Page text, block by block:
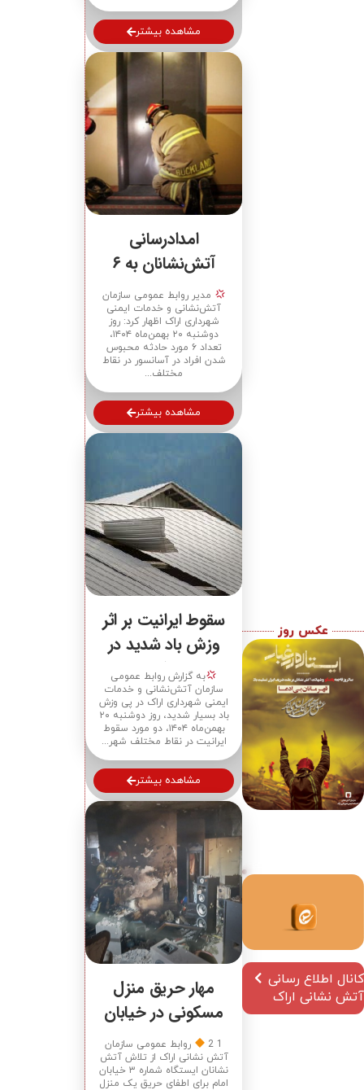
مشاهده بیشتر
امدادرسانی
آتش‌نشانان به ۶
مورد محبوس شدن
افراد در آسانسور در
طی یک روز
مدیر روابط عمومی سازمان
آتش‌نشانی و خدمات ایمنی
شهرداری اراک اظهار کرد: روز
دوشنبه ۲۰ بهمن‌ماه ۱۴۰۴،
تعداد ۶ مورد حادثه محبوس
شدن افراد در آسانسور در نقاط
مختلف...
مشاهده بیشتر
سقوط ایرانیت بر اثر
وزش باد شدید در
اراک
به گزارش روابط عمومی
سازمان آتش‌نشانی و خدمات
ایمنی شهرداری اراک در پی وزش
باد بسیار شدید، روز دوشنبه ۲۰
بهمن‌ماه ۱۴۰۴، دو مورد سقوط
ایرانیت در نقاط مختلف شهر...
مشاهده بیشتر
مهار حریق منزل
مسکونی در خیابان
پوریای ولی بدون
تلفات جانی
1 2
روابط عمومی سازمان
آتش نشانی اراک از تلاش آتش
نشانان ایستگاه شماره ۳ خیابان
امام برای اطفای حریق یک منزل
عکس روز
کانال اطلاع رسانی
آتش نشانی اراک